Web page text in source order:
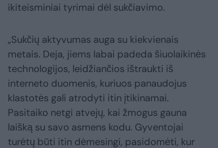
ikiteisminiai tyrimai dėl sukčiavimo.
„Sukčių aktyvumas auga su kiekvienais
metais. Deja, jiems labai padeda šiuolaikinės
technologijos, leidžiančios ištraukti iš
interneto duomenis, kuriuos panaudojus
klastotės gali atrodyti itin įtikinamai.
Pasitaiko netgi atvejų, kai žmogus gauna
laišką su savo asmens kodu. Gyventojai
turėtų būti itin dėmesingi, pasidomėti, kur